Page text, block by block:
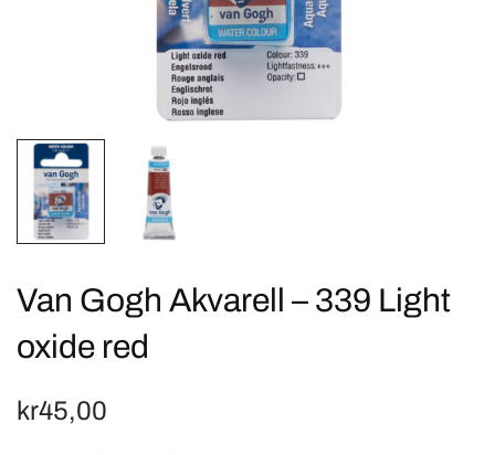
Van Gogh Akvarell – 339 Light
oxide red
kr45,00